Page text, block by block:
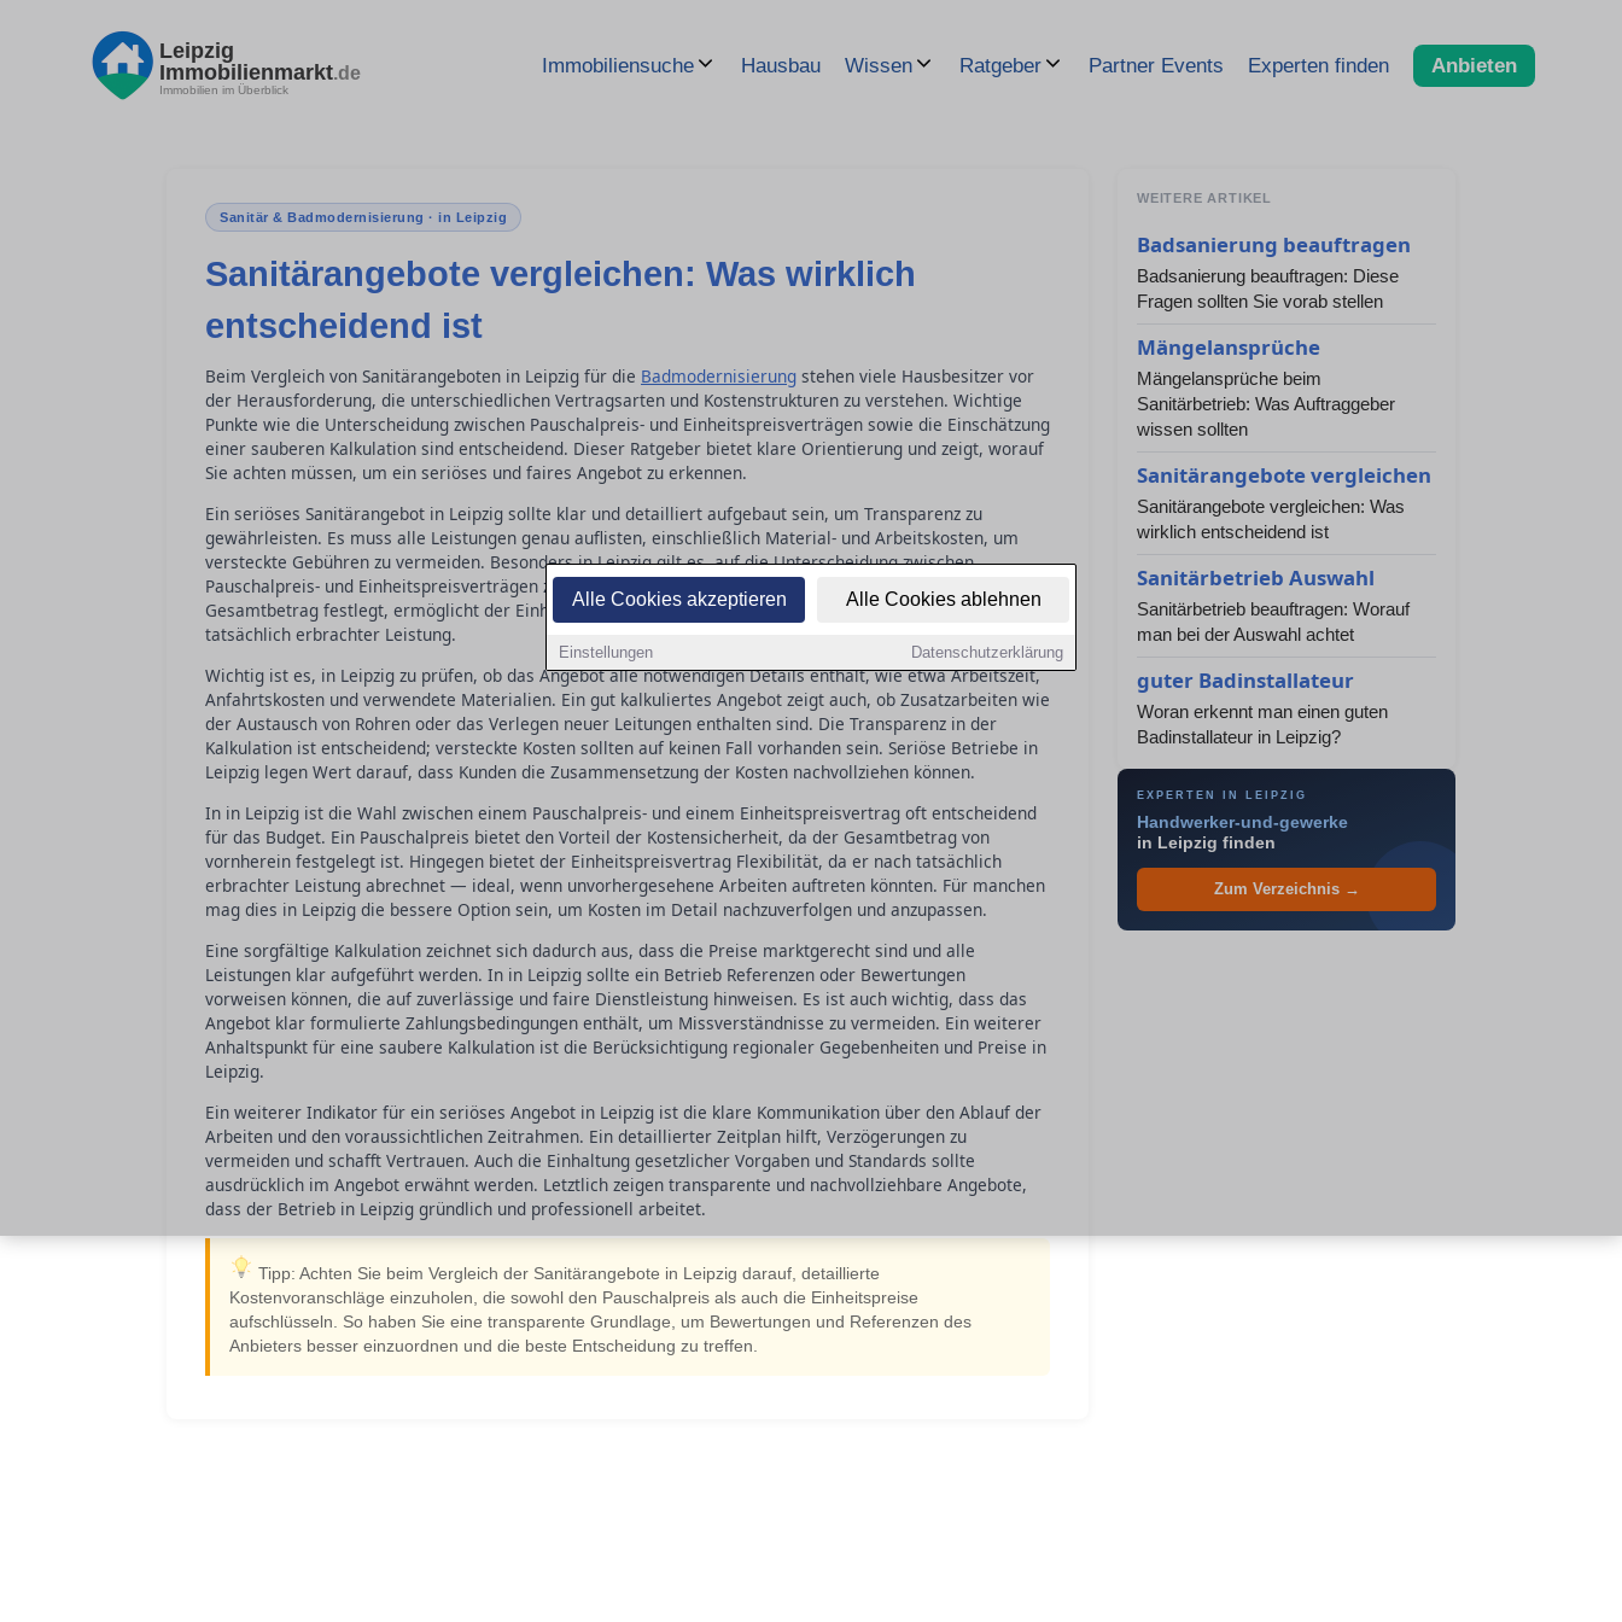
Alle Cookies akzeptieren Alle Cookies ablehnen
Einstellungen Datenschutzerklärung
Leipzig
Immobilienmarkt.de
Immobilien im Überblick
Immobiliensuche Hausbau Wissen Ratgeber Partner Events Experten finden Anbieten
Sanitär & Badmodernisierung · in Leipzig
Sanitärangebote vergleichen: Was wirklich
entscheidend ist
Beim Vergleich von Sanitärangeboten in Leipzig für die Badmodernisierung stehen viele Hausbesitzer vor
der Herausforderung, die unterschiedlichen Vertragsarten und Kostenstrukturen zu verstehen. Wichtige
Punkte wie die Unterscheidung zwischen Pauschalpreis- und Einheitspreisverträgen sowie die Einschätzung
einer sauberen Kalkulation sind entscheidend. Dieser Ratgeber bietet klare Orientierung und zeigt, worauf
Sie achten müssen, um ein seriöses und faires Angebot zu erkennen.
Ein seriöses Sanitärangebot in Leipzig sollte klar und detailliert aufgebaut sein, um Transparenz zu
gewährleisten. Es muss alle Leistungen genau auflisten, einschließlich Material- und Arbeitskosten, um
versteckte Gebühren zu vermeiden. Besonders in Leipzig gilt es, auf die Unterscheidung zwischen
Pauschalpreis- und Einheitspreisverträgen zu achten. Während der Pauschalpreisvertrag einen festen
Gesamtbetrag festlegt, ermöglicht der Einheitspreisvertrag eine differenzierte Abrechnung je nach
tatsächlich erbrachter Leistung.
Wichtig ist es, in Leipzig zu prüfen, ob das Angebot alle notwendigen Details enthält, wie etwa Arbeitszeit,
Anfahrtskosten und verwendete Materialien. Ein gut kalkuliertes Angebot zeigt auch, ob Zusatzarbeiten wie
der Austausch von Rohren oder das Verlegen neuer Leitungen enthalten sind. Die Transparenz in der
Kalkulation ist entscheidend; versteckte Kosten sollten auf keinen Fall vorhanden sein. Seriöse Betriebe in
Leipzig legen Wert darauf, dass Kunden die Zusammensetzung der Kosten nachvollziehen können.
In in Leipzig ist die Wahl zwischen einem Pauschalpreis- und einem Einheitspreisvertrag oft entscheidend
für das Budget. Ein Pauschalpreis bietet den Vorteil der Kostensicherheit, da der Gesamtbetrag von
vornherein festgelegt ist. Hingegen bietet der Einheitspreisvertrag Flexibilität, da er nach tatsächlich
erbrachter Leistung abrechnet — ideal, wenn unvorhergesehene Arbeiten auftreten könnten. Für manchen
mag dies in Leipzig die bessere Option sein, um Kosten im Detail nachzuverfolgen und anzupassen.
Eine sorgfältige Kalkulation zeichnet sich dadurch aus, dass die Preise marktgerecht sind und alle
Leistungen klar aufgeführt werden. In in Leipzig sollte ein Betrieb Referenzen oder Bewertungen
vorweisen können, die auf zuverlässige und faire Dienstleistung hinweisen. Es ist auch wichtig, dass das
Angebot klar formulierte Zahlungsbedingungen enthält, um Missverständnisse zu vermeiden. Ein weiterer
Anhaltspunkt für eine saubere Kalkulation ist die Berücksichtigung regionaler Gegebenheiten und Preise in
Leipzig.
Ein weiterer Indikator für ein seriöses Angebot in Leipzig ist die klare Kommunikation über den Ablauf der
Arbeiten und den voraussichtlichen Zeitrahmen. Ein detaillierter Zeitplan hilft, Verzögerungen zu
vermeiden und schafft Vertrauen. Auch die Einhaltung gesetzlicher Vorgaben und Standards sollte
ausdrücklich im Angebot erwähnt werden. Letztlich zeigen transparente und nachvollziehbare Angebote,
dass der Betrieb in Leipzig gründlich und professionell arbeitet.
Tipp: Achten Sie beim Vergleich der Sanitärangebote in Leipzig darauf, detaillierte
Kostenvoranschläge einzuholen, die sowohl den Pauschalpreis als auch die Einheitspreise
aufschlüsseln. So haben Sie eine transparente Grundlage, um Bewertungen und Referenzen des
Anbieters besser einzuordnen und die beste Entscheidung zu treffen.
WEITERE ARTIKEL
Badsanierung beauftragen
Badsanierung beauftragen: Diese
Fragen sollten Sie vorab stellen
Mängelansprüche
Mängelansprüche beim
Sanitärbetrieb: Was Auftraggeber
wissen sollten
Sanitärangebote vergleichen
Sanitärangebote vergleichen: Was
wirklich entscheidend ist
Sanitärbetrieb Auswahl
Sanitärbetrieb beauftragen: Worauf
man bei der Auswahl achtet
guter Badinstallateur
Woran erkennt man einen guten
Badinstallateur in Leipzig?
EXPERTEN IN LEIPZIG
Handwerker-und-gewerke
in Leipzig finden
Zum Verzeichnis →